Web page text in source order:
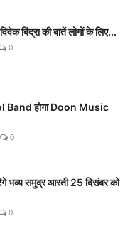
बिंद्रा की बातें लोगों के लिए...
0
Band होगा Doon Music
0
भव्य समुद्र आरती 25 दिसंबर को
0